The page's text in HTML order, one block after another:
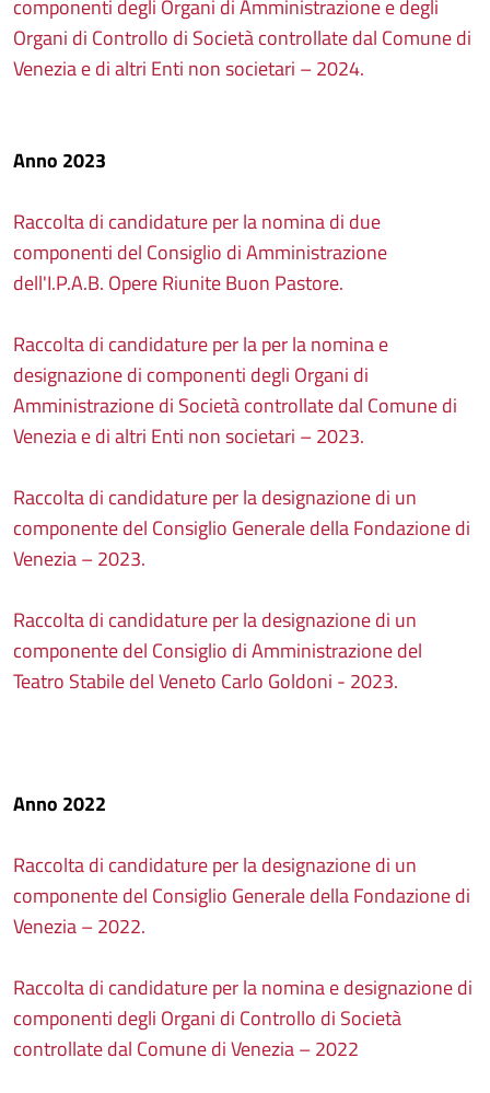
componenti degli Organi di Amministrazione e degli
Organi di Controllo di Società controllate dal Comune di
Venezia e di altri Enti non societari – 2024.
Anno 2023
Raccolta di candidature per la nomina di due
componenti del Consiglio di Amministrazione
dell'I.P.A.B. Opere Riunite Buon Pastore.
Raccolta di candidature per la per la nomina e
designazione di componenti degli Organi di
Amministrazione di Società controllate dal Comune di
Venezia e di altri Enti non societari – 2023.
Raccolta di candidature per la designazione di un
componente del Consiglio Generale della Fondazione di
Venezia – 2023.
Raccolta di candidature per la designazione di un
componente del Consiglio di Amministrazione del
Teatro Stabile del Veneto Carlo Goldoni - 2023.
Anno 2022
Raccolta di candidature per la designazione di un
componente del Consiglio Generale della Fondazione di
Venezia – 2022.
Raccolta di candidature per la nomina e designazione di
componenti degli Organi di Controllo di Società
controllate dal Comune di Venezia – 2022